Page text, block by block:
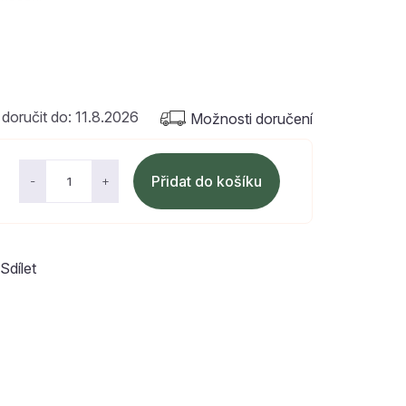
Sdílet
Přidat do košíku
11.8.2026 Možnosti doručení